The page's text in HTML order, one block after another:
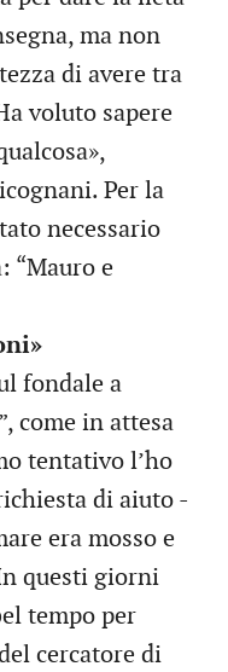
ma non
di avere tra
voluto sapere
Per la
necessario
“Mauro e
fondale a
come in attesa
tentativo l’ho
di aiuto -
era mosso e
questi giorni
tempo per
cercatore di